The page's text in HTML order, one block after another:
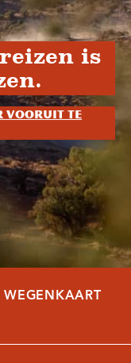
is
vooruit te